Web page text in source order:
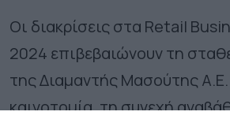
Οι διακρίσεις στα Retail
2024 επιβεβαιώνουν τη
της Διαμαντής Μασούτης
καινοτομία, τη συνεχή